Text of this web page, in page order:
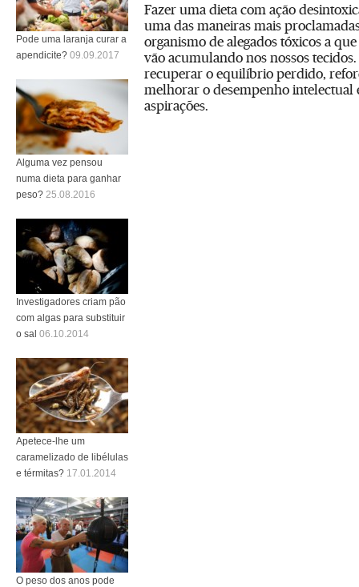
Fazer uma dieta com ação
uma das maneiras mais
organismo de alegados tóxicos a
vão acumulando nos nossos
recuperar o equilíbrio perdido,
melhorar o desempenho intelectual
aspirações.
Pode uma laranja curar a
apendicite? 09.09.2017
Alguma vez pensou
numa dieta para ganhar
peso? 25.08.2016
Investigadores criam pão
com algas para substituir
o sal 06.10.2014
Apetece-lhe um
caramelizado de libélulas
e térmitas? 17.01.2014
O peso dos anos pode